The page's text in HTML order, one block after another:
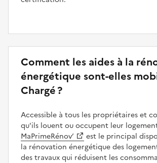
Comment les aides à la
énergétique sont-elles
Chargé ?
Accessible à tous les propriétaires et
qu'ils louent ou occupent leur
MaPrimeRénov’
est le principal
la rénovation énergétique des
des travaux qui réduisent les